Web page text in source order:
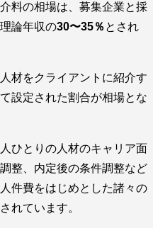
料の相場は、募集企業と採
論年収の30〜35％ とされ
材をクライアントに紹介す
設定された割合が相場とな
ひとりの人材のキャリア面
整、内定後の条件調整など
件費をはじめとした諸々の
れています。